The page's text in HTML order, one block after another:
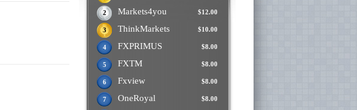
$12.00
2 Markets4you
$10.00
3 ThinkMarkets
$8.00
4 FXPRIMUS
$8.00
5 FXTM
$8.00
6 Fxview
$8.00
7 OneRoyal